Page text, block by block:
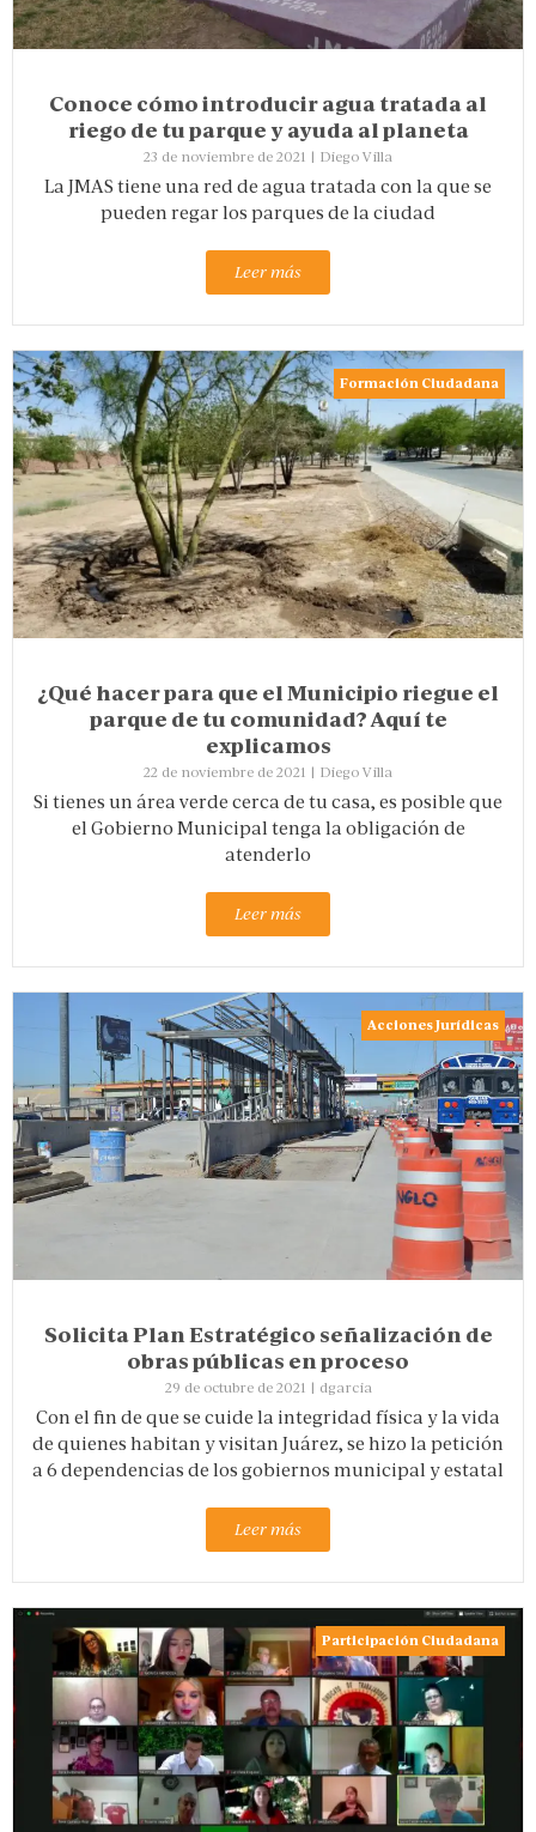
Conoce cómo introducir agua tratada al
riego de tu parque y ayuda al planeta
23 de noviembre de 2021 | Diego Villa
La JMAS tiene una red de agua tratada con la que se
pueden regar los parques de la ciudad
Leer más
Formación Ciudadana
¿Qué hacer para que el Municipio riegue el
parque de tu comunidad? Aquí te
explicamos
22 de noviembre de 2021 | Diego Villa
Si tienes un área verde cerca de tu casa, es posible que
el Gobierno Municipal tenga la obligación de
atenderlo
Leer más
Acciones Jurídicas
Solicita Plan Estratégico señalización de
obras públicas en proceso
29 de octubre de 2021 | dgarcia
Con el fin de que se cuide la integridad física y la vida
de quienes habitan y visitan Juárez, se hizo la petición
a 6 dependencias de los gobiernos municipal y estatal
Leer más
Participación Ciudadana